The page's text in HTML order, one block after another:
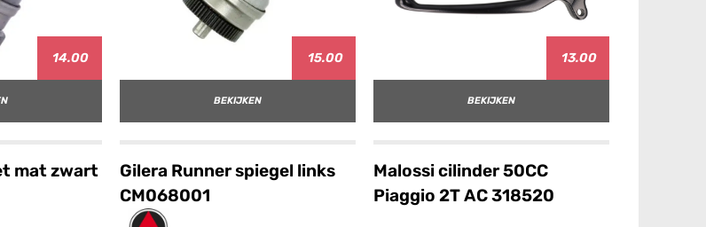
14.00 15.00
BEKIJKEN
13.00
BEKIJKEN
mat zwart
Gilera Runner spiegel links
CM068001
Malossi cilinder 50CC
Piaggio 2T AC 318520